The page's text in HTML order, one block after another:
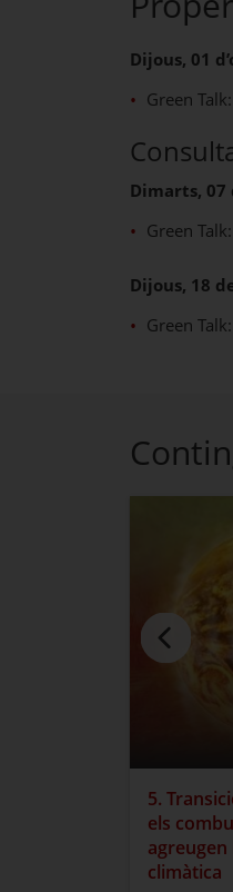
Dijous, 01
Green
Dimarts, 07
Green
Dijous, 18
Green
5.
els
agreugen
climàtica